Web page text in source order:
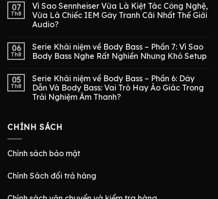
07
Th8
Vì Sao Sennheiser Vừa Là Kiệt Tác Công Nghệ,
Vừa Là Chiếc IEM Gây Tranh Cãi Nhất Thế Giới
Audio?
06
Th8
Serie Khái niệm về Body Bass – Phần 7: Vì Sao
Body Bass Nghe Rất Nghiền Nhưng Khó Setup
05
Th8
Serie Khái niệm về Body Bass – Phần 6: Dây
Dẫn Và Body Bass: Vai Trò Hay Ảo Giác Trong
Trải Nghiệm Âm Thanh?
CHÍNH SÁCH
Chính sách bảo mật
Chính Sách đổi trả hàng